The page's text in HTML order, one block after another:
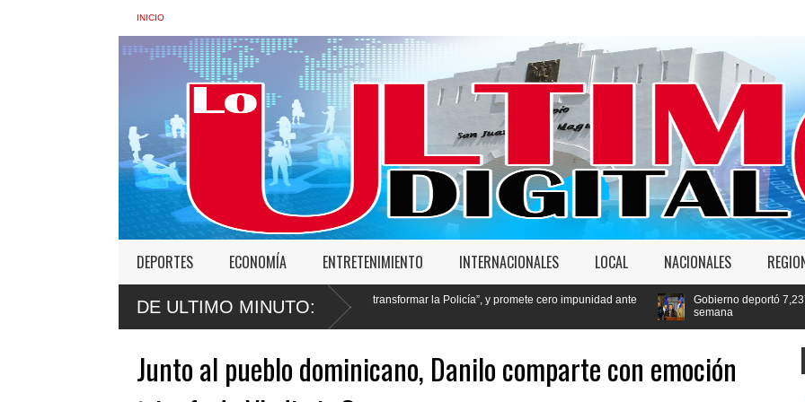
INICIO
DEPORTES ECONOMÍA ENTRETENIMIENTO INTERNACIONALES LOCAL NACIONALES
DE ULTIMO MINUTO:
de Interior: “No vamos a desistir en nuestro empeño de transformar la Policía”, y promete cero impunidad ante
Gobierno deportó 7,237 extranjeros en
Junto al pueblo dominicano, Danilo comparte con emoción